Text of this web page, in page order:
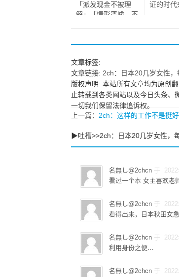
「派发现金不被理
解」「情形严峻，不
证的时代
文章标签:
文章链接: 2ch：日本20几岁女性
版权声明: 本站所有文章均为原创
止转载到各类网站以及今日头条、
一切我们保留法律追诉权。
上一篇： 2ch：这样的工作不是挺
▶吐槽>>2ch：日本20几岁女性，
名無し@2chcn 于 2022
看过一个本 女主喜欢老
名無し@2chcn 于 2022
看得出来，日本秋田女
名無し@2chcn 于 2022
利用身份之便…
名無し@2chcn 于 2022